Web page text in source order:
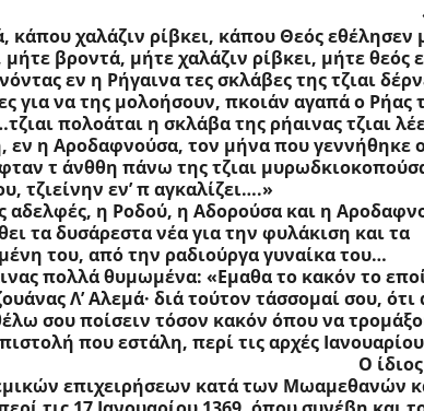
κάπου χαλάζιν ρίβκει, κάπου Θεός εθέλησεν
βροντά, μήτε χαλάζιν ρίβκει, μήτε θεός
εν η Ρήγαινα τες σκλάβες της τζιαι
για να της μολοήσουν, πκοιάν αγαπά ο Ρήας
πολοάται η σκλάβα της ρήαινας τζιαι
εν η Αροδαφνούσα, τον μήνα που γεννήθηκε
τ άνθθη πάνω της τζιαι
τζιείνην εν’ π αγκαλίζει….»
αδελφές, η Ροδού, η Αδορούσα και η
τα δυσάρεστα νέα για την φυλάκιση και τα
του, από την ραδιούργα γυναίκα του…
πολλά θυμωμένα: «Εμαθα το κακόν το
Λ’ Αλεμά· διά τούτον τάσσομαί σου, ότι
σου ποίσειν τόσον κακόν όπου να
που εστάλη, περί τις αρχές
Ο ίδιος
επιχειρήσεων κατά των Μωαμεθανών